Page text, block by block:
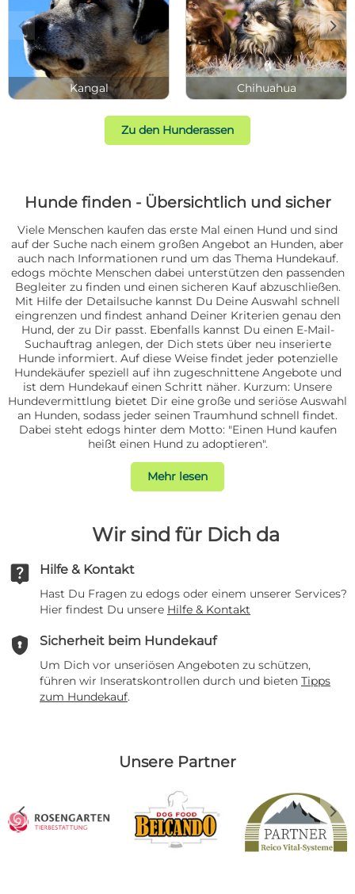
Kangal Chihuahua
c d
Zu den Hunderassen
Hunde finden - Übersichtlich und sicher
Viele Menschen kaufen das erste Mal einen Hund und sind
auf der Suche nach einem großen Angebot an Hunden, aber
auch nach Informationen rund um das Thema Hundekauf.
edogs möchte Menschen dabei unterstützen den passenden
Begleiter zu finden und einen sicheren Kauf abzuschließen.
Mit Hilfe der Detailsuche kannst Du Deine Auswahl schnell
eingrenzen und findest anhand Deiner Kriterien genau den
Hund, der zu Dir passt. Ebenfalls kannst Du einen E-Mail-
Suchauftrag anlegen, der Dich stets über neu inserierte
Hunde informiert. Auf diese Weise findet jeder potenzielle
Hundekäufer speziell auf ihn zugeschnittene Angebote und
ist dem Hundekauf einen Schritt näher. Kurzum: Unsere
Hundevermittlung bietet Dir eine große und seriöse Auswahl
an Hunden, sodass jeder seinen Traumhund schnell findet.
Dabei steht edogs hinter dem Motto: "Einen Hund kaufen
heißt einen Hund zu adoptieren".
Mehr lesen
Wir sind für Dich da
live_help Hilfe & Kontakt
Hast Du Fragen zu edogs oder einem unserer Services?
Hier findest Du unsere Hilfe & Kontakt
encrypted Sicherheit beim Hundekauf
Um Dich vor unseriösen Angeboten zu schützen,
führen wir Inseratskontrollen durch und bieten Tipps
zum Hundekauf.
Unsere Partner
c d